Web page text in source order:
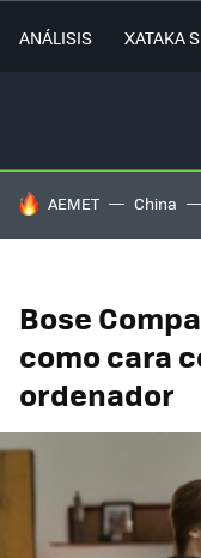
ANÁLISIS XATAKA
HOY SE HABLA DE
AEMET China
Bose
como cara
ordenador